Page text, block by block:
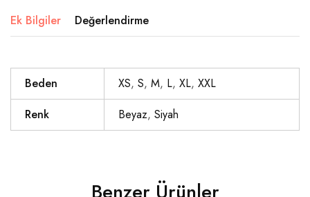
Ek Bilgiler Değerlendirme
Beden XS, S, M, L, XL, XXL
Renk
Beyaz, Siyah